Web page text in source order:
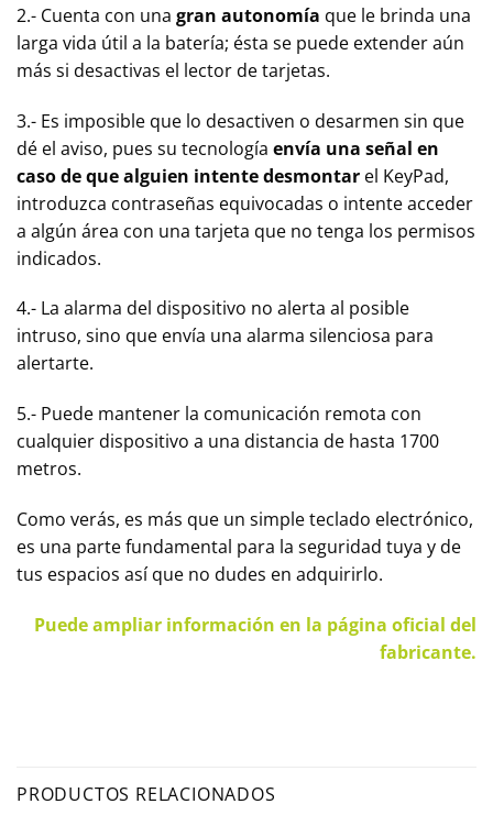
2.- Cuenta con una gran autonomía que le brinda una
larga vida útil a la batería; ésta se puede extender aún
más si desactivas el lector de tarjetas.
3.- Es imposible que lo desactiven o desarmen sin que
dé el aviso, pues su tecnología envía una señal en
caso de que alguien intente desmontar el KeyPad,
introduzca contraseñas equivocadas o intente acceder
a algún área con una tarjeta que no tenga los permisos
indicados.
4.- La alarma del dispositivo no alerta al posible
intruso, sino que envía una alarma silenciosa para
alertarte.
5.- Puede mantener la comunicación remota con
cualquier dispositivo a una distancia de hasta 1700
metros.
Como verás, es más que un simple teclado electrónico,
es una parte fundamental para la seguridad tuya y de
tus espacios así que no dudes en adquirirlo.
Puede ampliar información en la página oficial del
fabricante.
PRODUCTOS RELACIONADOS